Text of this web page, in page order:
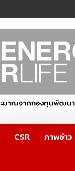
CSR ภาพข่าว